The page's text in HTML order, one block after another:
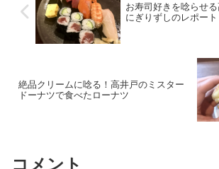
お寿司好きを唸らせ
にぎりずしのレポート
絶品クリームに唸る！高井戸のミスター
ドーナツで食べたローナツ
コメント